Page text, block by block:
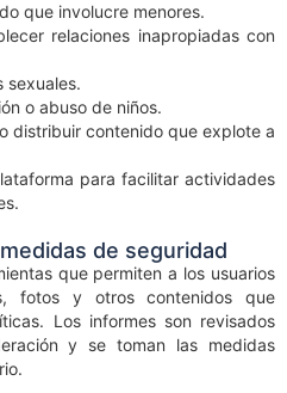
que involucre menores.
relaciones inapropiadas con
sexuales.
o abuso de niños.
distribuir contenido que explote a
para facilitar actividades
de seguridad
que permiten a los usuarios
fotos y otros contenidos que
Los informes son revisados
y se toman las medidas